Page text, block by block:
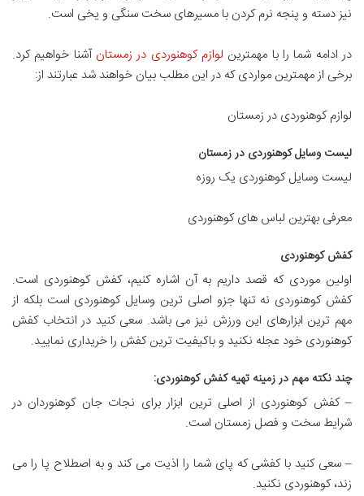
نیز دسته و پنجه نرم کردن با مسیرهای سخت سنگی و یخی است.
در ادامه شما را با مهمترین لوازم کوهنوردی در زمستان آشنا خواهیم کرد.
برخی از مهمترین مواردی که در این مطلب بیان خواهند شد عبارتند از:
لوازم کوهنوردی در زمستان
لیست وسایل کوهنوردی در زمستان
لیست وسایل کوهنوردی یک روزه
معرفی بهترین لباس های کوهنوردی
کفش کوهنوردی
اولین موردی که قصد داریم به آن اشاره کنیم، کفش کوهنوردی است.
کفش کوهنوردی نه تنها جزو اصلی ترین وسایل کوهنوردی است بلکه از
مهم ترین ابزارهای این ورزش نیز می باشد. سعی کنید در انتخاب کفش
کوهنوردی خود عجله نکنید و باکیفیت ترین کفش را خریداری نمایید.
چند نکته مهم در زمینه تهیه کفش کوهنوردی:
– کفش کوهنوردی از اصلی ترین ابزار برای نجات جان کوهنوردان در
شرایط سخت و فصل زمستان است.
– سعی کنید با کفشی که پای شما را اذیت می کند و به اصطلاح پا را می
زند، کوهنوردی نکنید.